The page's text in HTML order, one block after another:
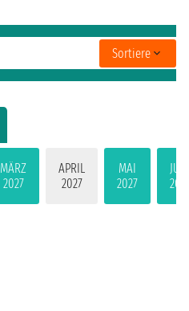
MÄRZ
2027
APRIL
2027
MAI
2027
Sortiere